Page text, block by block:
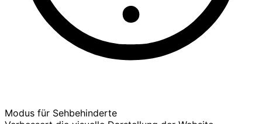
Modus für Sehbehinderte